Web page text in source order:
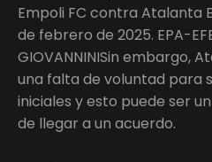
Empoli FC contra Atalanta
de febrero de 2025. EPA-
GIOVANNINISin embargo,
una falta de voluntad para
iniciales y esto puede ser
de llegar a un acuerdo.